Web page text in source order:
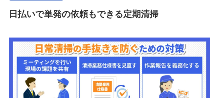
日払いで単発の依頼もできる定期清掃